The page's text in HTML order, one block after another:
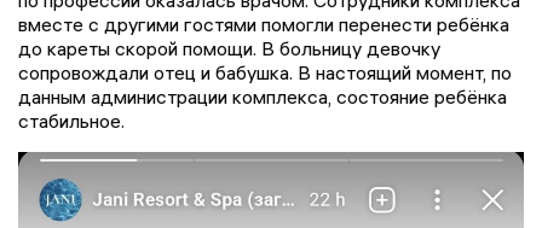
вместе с другими гостями помогли перенести ребёнка
до кареты скорой помощи. В больницу девочку
сопровождали отец и бабушка. В настоящий момент, по
данным администрации комплекса, состояние ребёнка
стабильное.